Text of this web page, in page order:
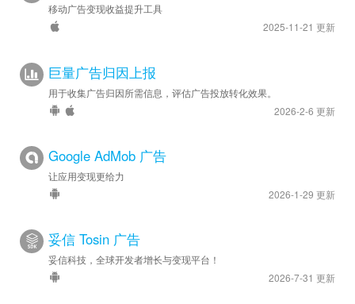
移动广告变现收益提升工具
2025-11-21 更新
巨量广告归因上报
用于收集广告归因所需信息，评估广告投放转化效果。
2026-2-6 更新
Google AdMob 广告
让应用变现更给力
2026-1-29 更新
妥信 Tosin 广告
妥信科技，全球开发者增长与变现平台！
2026-7-31 更新